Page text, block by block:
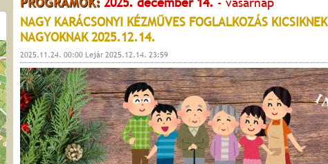
NAGY KARÁCSONYI KÉZMŰVES FOGLALKOZÁS
NAGYOKNAK 2025.12.14.
2025.11.24. 00:00 Lejár 2025.12.14. 23:59